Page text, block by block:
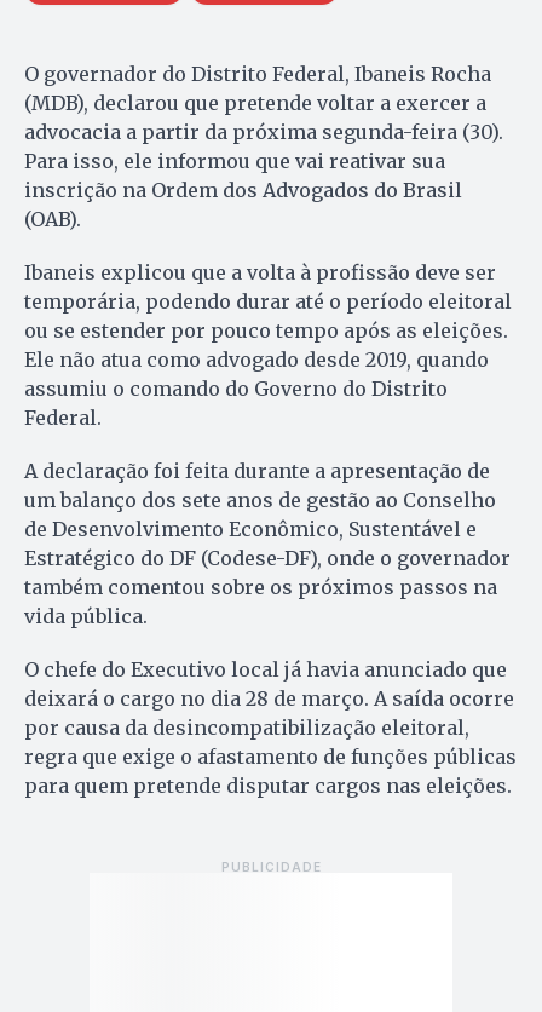
O governador do Distrito Federal, Ibaneis Rocha
(MDB), declarou que pretende voltar a exercer a
advocacia a partir da próxima segunda-feira (30).
Para isso, ele informou que vai reativar sua
inscrição na Ordem dos Advogados do Brasil
(OAB).
Ibaneis explicou que a volta à profissão deve ser
temporária, podendo durar até o período eleitoral
ou se estender por pouco tempo após as eleições.
Ele não atua como advogado desde 2019, quando
assumiu o comando do Governo do Distrito
Federal.
A declaração foi feita durante a apresentação de
um balanço dos sete anos de gestão ao Conselho
de Desenvolvimento Econômico, Sustentável e
Estratégico do DF (Codese-DF), onde o governador
também comentou sobre os próximos passos na
vida pública.
O chefe do Executivo local já havia anunciado que
deixará o cargo no dia 28 de março. A saída ocorre
por causa da desincompatibilização eleitoral,
regra que exige o afastamento de funções públicas
para quem pretende disputar cargos nas eleições.